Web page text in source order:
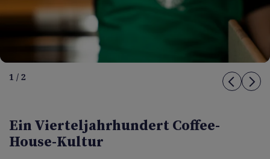
1 / 2
Ein Vierteljahrhundert Coffee-
House-Kultur